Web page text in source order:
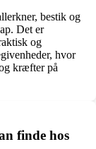
bestik og
Det er
og
hvor
kræfter på
finde hos